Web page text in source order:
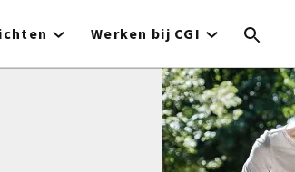
Werken bij CGI